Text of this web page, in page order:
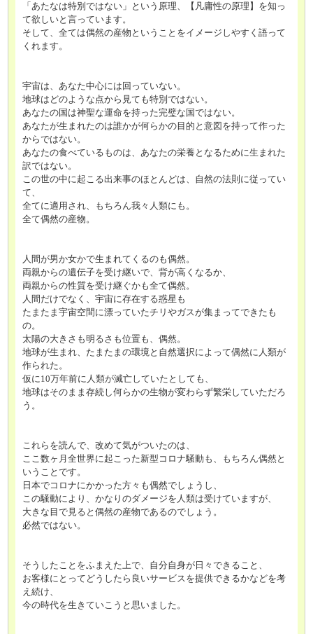
「あたなは特別ではない」という原理、【凡庸性の原理】を知っ
て欲しいと言っています。
そして、全ては偶然の産物ということをイメージしやすく語って
くれます。
宇宙は、あなた中心には回っていない。
地球はどのような点から見ても特別ではない。
あなたの国は神聖な運命を持った完璧な国ではない。
あなたが生まれたのは誰かが何らかの目的と意図を持って作った
からではない。
あなたの食べているものは、あなたの栄養となるために生まれた
訳ではない。
この世の中に起こる出来事のほとんどは、自然の法則に従ってい
て、
全てに適用され、もちろん我々人類にも。
全て偶然の産物。
人間が男か女かで生まれてくるのも偶然。
両親からの遺伝子を受け継いで、背が高くなるか、
両親からの性質を受け継ぐかも全て偶然。
人間だけでなく、宇宙に存在する惑星も
たまたま宇宙空間に漂っていたチリやガスが集まってできたも
の。
太陽の大きさも明るさも位置も、偶然。
地球が生まれ、たまたまの環境と自然選択によって偶然に人類が
作られた。
仮に10万年前に人類が滅亡していたとしても、
地球はそのまま存続し何らかの生物が変わらず繁栄していただろ
う。
これらを読んで、改めて気がついたのは、
ここ数ヶ月全世界に起こった新型コロナ騒動も、もちろん偶然と
いうことです。
日本でコロナにかかった方々も偶然でしょうし、
この騒動により、かなりのダメージを人類は受けていますが、
大きな目で見ると偶然の産物であるのでしょう。
必然ではない。
そうしたことをふまえた上で、自分自身が日々できること、
お客様にとってどうしたら良いサービスを提供できるかなどを考
え続け、
今の時代を生きていこうと思いました。